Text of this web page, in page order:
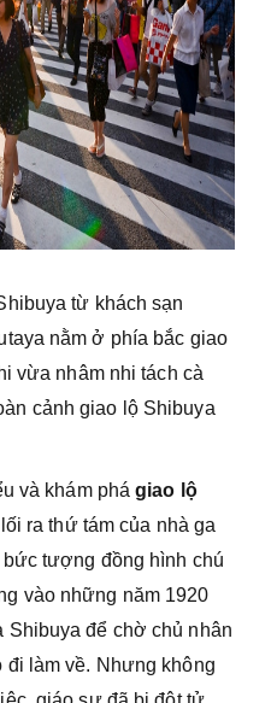
từ khách sạn
nằm ở phía bắc giao
vừa nhâm nhi tách cà
cảnh giao lộ Shibuya
và khám phágiao lộ
ra thứ tám của nhà ga
tượng đồng hình chú
vào những năm 1920
Shibuya để chờ chủ nhân
làm về. Nhưng không